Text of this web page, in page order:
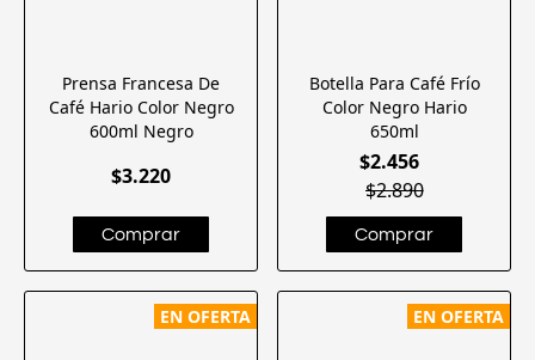
Prensa Francesa De
Café Hario Color Negro
600ml Negro
$3.220
Botella Para Café Frío
Color Negro Hario
650ml
$2.456
$2.890
EN OFERTA EN OFERTA